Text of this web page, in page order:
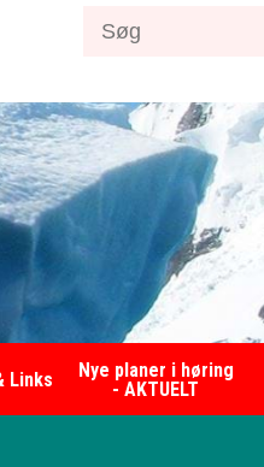
Links
Nye planer i høring
- AKTUELT